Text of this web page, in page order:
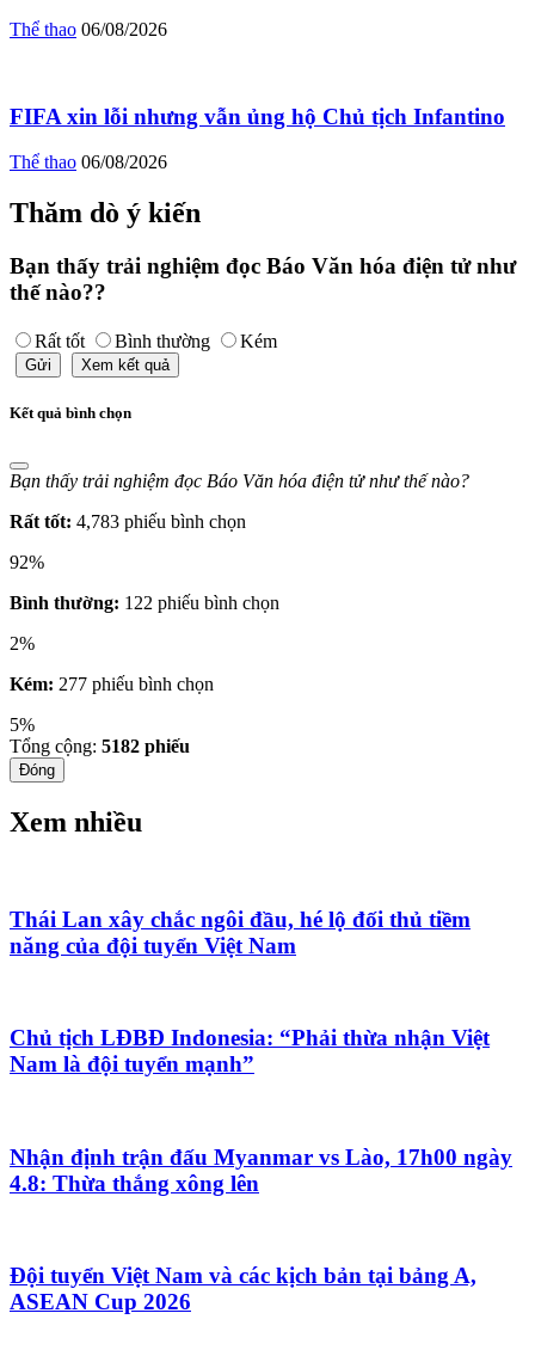
Thể thao 06/08/2026
FIFA xin lỗi nhưng vẫn ủng hộ Chủ tịch Infantino
Thể thao 06/08/2026
Thăm dò ý kiến
Bạn thấy trải nghiệm đọc Báo Văn hóa điện tử như
thế nào??
Rất tốt Bình thường Kém
Gửi Xem kết quả
Kết quả bình chọn
Bạn thấy trải nghiệm đọc Báo Văn hóa điện tử như thế nào?
Rất tốt: 4,783 phiếu bình chọn
92%
Bình thường: 122 phiếu bình chọn
2%
Kém: 277 phiếu bình chọn
5%
Tổng cộng: 5182 phiếu
Đóng
Xem nhiều
Thái Lan xây chắc ngôi đầu, hé lộ đối thủ tiềm
năng của đội tuyển Việt Nam
Chủ tịch LĐBĐ Indonesia: “Phải thừa nhận Việt
Nam là đội tuyển mạnh”
Nhận định trận đấu Myanmar vs Lào, 17h00 ngày
4.8: Thừa thắng xông lên
Đội tuyển Việt Nam và các kịch bản tại bảng A,
ASEAN Cup 2026